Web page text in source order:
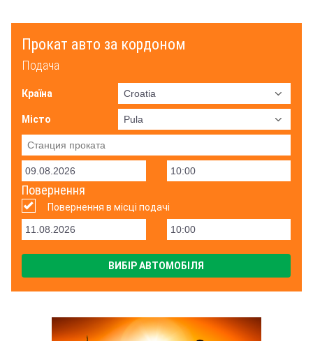
Прокат авто за кордоном
Подача
Країна
Місто
Повернення
Повернення в місці подачі
ВИБІР АВТОМОБІЛЯ